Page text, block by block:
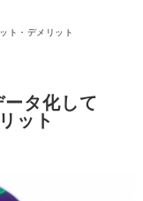
ト・デメリット
タ化して
ット